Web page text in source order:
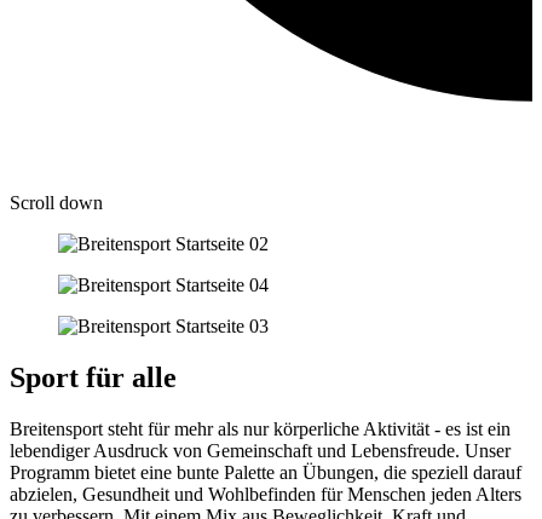
Scroll down
Sport für alle
Breitensport steht für mehr als nur körperliche Aktivität - es ist ein
lebendiger Ausdruck von Gemeinschaft und Lebensfreude. Unser
Programm bietet eine bunte Palette an Übungen, die speziell darauf
abzielen, Gesundheit und Wohlbefinden für Menschen jeden Alters